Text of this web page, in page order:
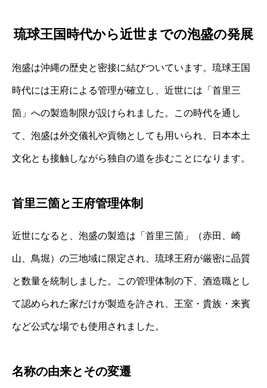
琉球王国時代から近世までの泡盛の発展
泡盛は沖縄の歴史と密接に結びついています。琉球王国
時代には王府による管理が確立し、近世には「首里三
箇」への製造制限が設けられました。この時代を通し
て、泡盛は外交儀礼や貢物としても用いられ、日本本土
文化とも接触しながら独自の道を歩むことになります。
首里三箇と王府管理体制
近世になると、泡盛の製造は「首里三箇」（赤田、崎
山、鳥堀）の三地域に限定され、琉球王府が厳密に品質
と数量を統制しました。この管理体制の下、酒造職とし
て認められた家だけが製造を許され、王室・貴族・来賓
など公式な場でも使用されました。
名称の由来とその変遷